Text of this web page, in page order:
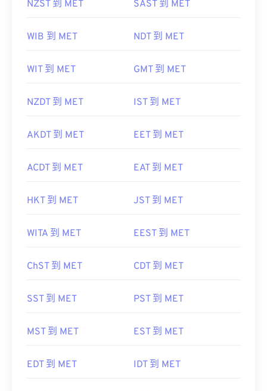
NZST 到 MET SAST 到 MET
WIB 到 MET NDT 到 MET
WIT 到 MET GMT 到 MET
NZDT 到 MET IST 到 MET
AKDT 到 MET EET 到 MET
ACDT 到 MET EAT 到 MET
HKT 到 MET JST 到 MET
WITA 到 MET EEST 到 MET
ChST 到 MET CDT 到 MET
SST 到 MET PST 到 MET
MST 到 MET EST 到 MET
EDT 到 MET IDT 到 MET